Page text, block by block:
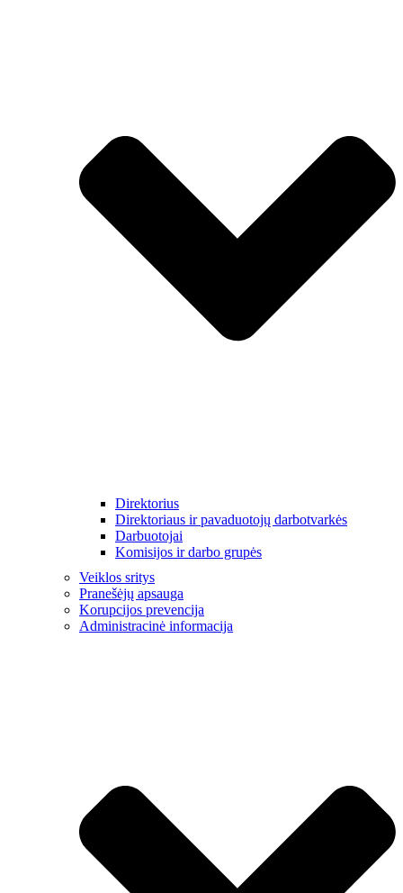
Direktorius
Direktoriaus ir pavaduotojų darbotvarkės
Darbuotojai
Komisijos ir darbo grupės
Veiklos sritys
Pranešėjų apsauga
Korupcijos prevencija
Administracinė informacija